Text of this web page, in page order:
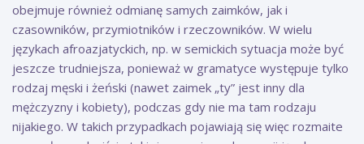
obejmuje również odmianę samych zaimków, jak i
czasowników, przymiotników i rzeczowników. W wielu
językach afroazjatyckich, np. w semickich sytuacja może być
jeszcze trudniejsza, ponieważ w gramatyce występuje tylko
rodzaj męski i żeński (nawet zaimek „ty” jest inny dla
mężczyzny i kobiety), podczas gdy nie ma tam rodzaju
nijakiego. W takich przypadkach pojawiają się więc rozmaite